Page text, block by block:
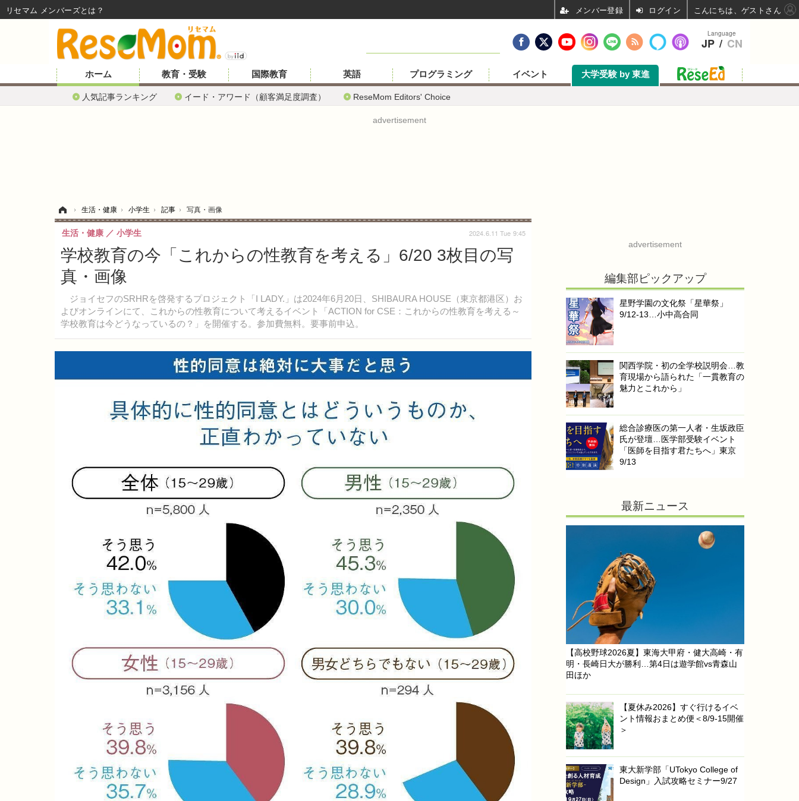
ホーム
人気記事ランキング イード・アワード（顧客満足度調査） ReseMom Editors' Choice
教育・受験 国際教育 英語 プログラミング イベント 大学受験 by 東進
advertisement
› 生活・健康 › 小学生 › 記事 › 写真・画像
学校教育の今「これからの性教育を考える」6/20 3枚目の写
真・画像
ジョイセフのSRHRを啓発するプロジェクト「I LADY.」は2024年6月20日、SHIBAURA HOUSE（東京都港区）お
よびオンラインにて、これからの性教育について考えるイベント「ACTION for CSE：これからの性教育を考える～
学校教育は今どうなっているの？」を開催する。参加費無料。要事前申込。
生活・健康 小学生 2024.6.11 Tue 9:45
advertisement
編集部ピックアップ
星野学園の文化祭「星華祭」
9/12-13…小中高合同
関西学院・初の全学校説明会…教
育現場から語られた「一貫教育の
魅力とこれから」
総合診療医の第一人者・生坂政臣
氏が登壇…医学部受験イベント
「医師を目指す君たちへ」東京
9/13
最新ニュース
【高校野球2026夏】東海大甲府・健大高崎・有
明・長崎日大が勝利…第4日は遊学館vs青森山
田ほか
【夏休み2026】すぐ行けるイベ
ント情報おまとめ便＜8/9-15開催
＞
東大新学部「UTokyo College of
Design」入試攻略セミナー9/27
Language
JP / CN
リセマム メンバーズ ログイン こんにちは、ゲストさん